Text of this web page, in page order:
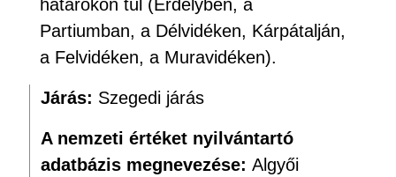
határokon túl (Erdélyben, a
Partiumban, a Délvidéken, Kárpátalján,
a Felvidéken, a Muravidéken).
Járás: Szegedi járás
A nemzeti értéket nyilvántartó
adatbázis megnevezése: Algyői